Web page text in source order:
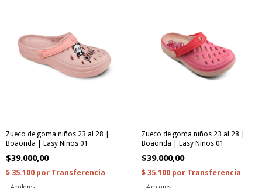
Zueco de goma niños 23 al 28 |
Boaonda | Easy Niños 01
$39.000,00
Zueco de goma niños 23 al 28 |
Boaonda | Easy Niños 01
$39.000,00